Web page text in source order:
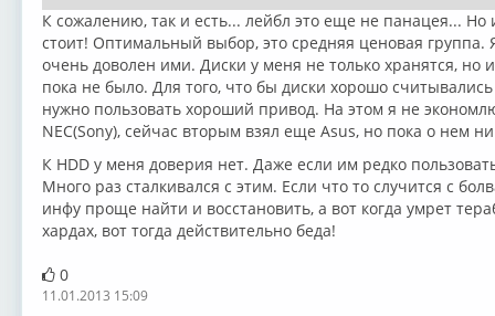
К сожалению, так и есть... лейбл это еще не панацея...
стоит! Оптимальный выбор, это средняя ценовая группа.
очень доволен ими. Диски у меня не только хранятся, но
пока не было. Для того, что бы диски хорошо
нужно пользовать хороший привод. На этом я не
NEC(Sony), сейчас вторым взял еще Asus, но пока о нем
К HDD у меня доверия нет. Даже если им редко
Много раз сталкивался с этим. Если что то случится с
инфу проще найти и восстановить, а вот когда умрет
хардах, вот тогда действительно беда!
0
11.01.2013 15:09